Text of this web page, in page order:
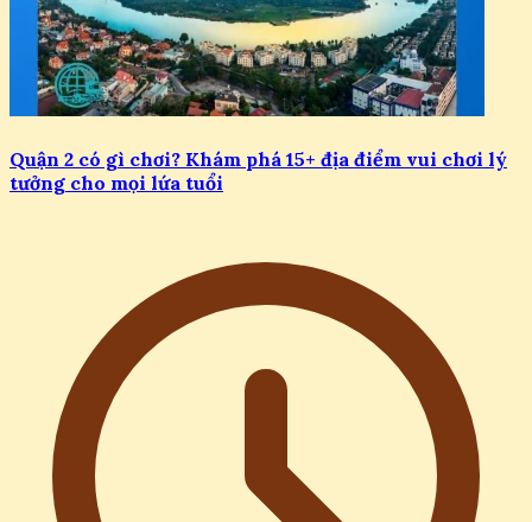
Quận 2 có gì chơi? Khám phá 15+ địa điểm vui chơi lý
tưởng cho mọi lứa tuổi